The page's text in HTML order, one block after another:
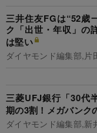
三井住友FGは“52歳
ク「出世・年収」の
は堅い
ダイヤモンド編集部,片
三菱UFJ銀行「30代
期の3割！メガバンク
ダイヤモンド編集部,新